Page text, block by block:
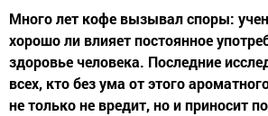
Много лет кофе вызывал споры:
хорошо ли влияет постоянное
здоровье человека. Последние
всех, кто без ума от этого
не только не вредит, но и приносит